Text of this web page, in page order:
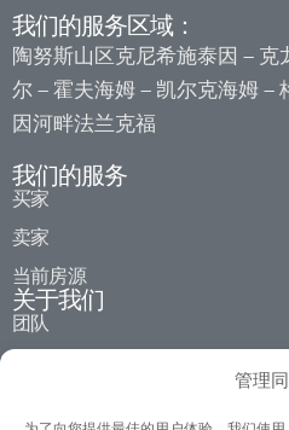
管理
我们的服务区域：
陶努斯山区克尼希施泰因 – 克
尔 – 霍夫海姆 – 凯尔克海姆 –
因河畔法兰克福
我们的服务
买家
卖家
当前房源
关于我们
团队